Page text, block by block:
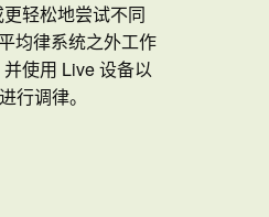
轻松地尝试不同
均律系统之外工作
使用 Live 设备以
行调律。